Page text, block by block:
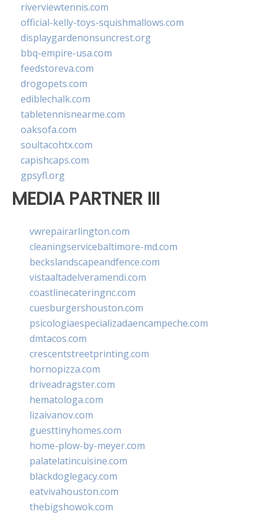
riverviewtennis.com
official-kelly-toys-squishmallows.com
displaygardenonsuncrest.org
bbq-empire-usa.com
feedstoreva.com
drogopets.com
ediblechalk.com
tabletennisnearme.com
oaksofa.com
soultacohtx.com
capishcaps.com
gpsyfl.org
MEDIA PARTNER III
vwrepairarlington.com
cleaningservicebaltimore-md.com
beckslandscapeandfence.com
vistaaltadelveramendi.com
coastlinecateringnc.com
cuesburgershouston.com
psicologiaespecializadaencampeche.com
dmtacos.com
crescentstreetprinting.com
hornopizza.com
driveadragster.com
hematologa.com
lizaivanov.com
guesttinyhomes.com
home-plow-by-meyer.com
palatelatincuisine.com
blackdoglegacy.com
eatvivahouston.com
thebigshowok.com